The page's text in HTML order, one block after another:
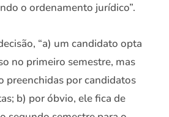
o ordenamento jurídico”.
“a) um candidato opta
no primeiro semestre, mas
preenchidas por candidatos
b) por óbvio, ele fica de